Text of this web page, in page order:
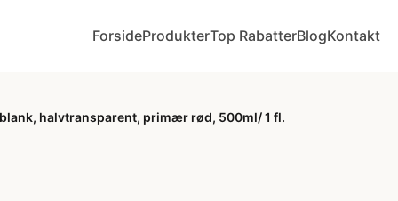
ForsideProdukterTop RabatterBlogKontakt
halvtransparent, primær rød, 500ml/ 1 fl.